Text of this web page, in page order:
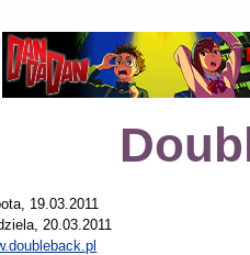
19.03.2011
20.03.2011